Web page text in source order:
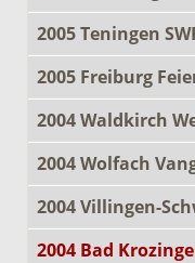
2005 Teningen
2005 Freiburg
2004 Waldkirch
2004 Wolfach
2004 Villingen-
2004 Bad